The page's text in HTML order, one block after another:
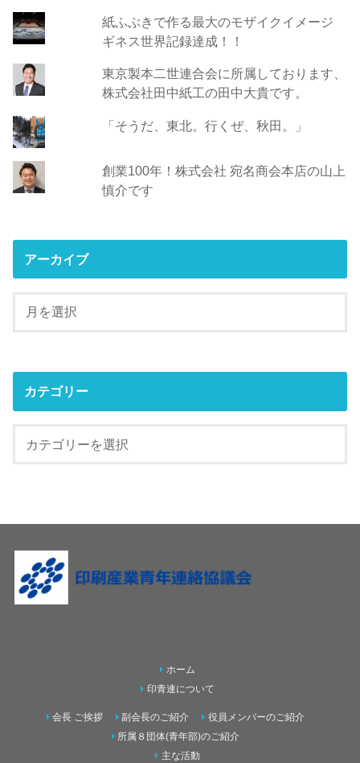
紙ふぶきで作る最大のモザイクイメージ
ギネス世界記録達成！！
東京製本二世連合会に所属しております、
株式会社田中紙工の田中大貴です。
「そうだ、東北。行くぜ、秋田。」
創業100年！株式会社 宛名商会本店の山上
慎介です
アーカイブ
カテゴリー
ホーム
印青連について
会長 ご挨拶 副会長のご紹介
役員メンバーのご紹介
所属８団体(青年部)のご紹介
主な活動